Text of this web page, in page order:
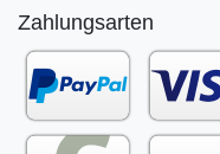
Zahlungsarten